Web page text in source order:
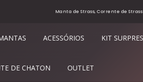
Manta de Strass, Corrente de
ACESSÓRIOS KIT
DE CHATON OUTLET